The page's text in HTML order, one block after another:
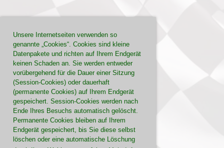
Unsere Internetseiten verwenden so
genannte „Cookies“. Cookies sind kleine
Datenpakete und richten auf Ihrem Endgerät
keinen Schaden an. Sie werden entweder
vorübergehend für die Dauer einer Sitzung
(Session-Cookies) oder dauerhaft
(permanente Cookies) auf Ihrem Endgerät
gespeichert. Session-Cookies werden nach
Ende Ihres Besuchs automatisch gelöscht.
Permanente Cookies bleiben auf Ihrem
Endgerät gespeichert, bis Sie diese selbst
löschen oder eine automatische Löschung